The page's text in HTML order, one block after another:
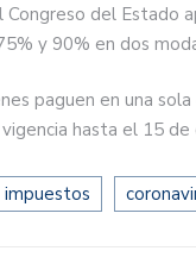
del Estado
y 90% en dos
paguen en una
hasta el 15
impuestos